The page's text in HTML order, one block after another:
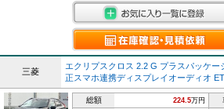
三菱
エクリプスクロス 2.2 G プラスパッケ
正スマホ連携ディスプレイオーディオ
総額 224.5万円